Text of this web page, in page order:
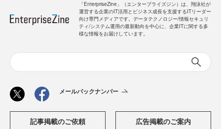
「EnterpriseZine」（エンタープライズジン）は、翔泳社が
運営する企業のIT活用とビジネス成長を支援するITリーダー
向け専門メディアです。データテクノロジー/情報セキュリ
ティ/システム運用の最新動向を中心に、企業ITに関する多
様な情報をお届けしています。
メールバックナンバー
記事掲載のご依頼 広告掲載のご案内